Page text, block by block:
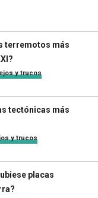
terremotos más
y trucos
tectónicas más
y trucos
placas